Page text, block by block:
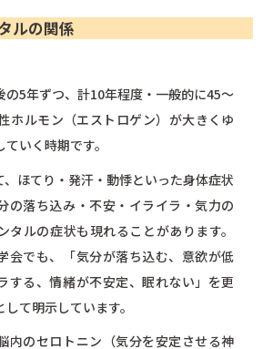
ルの関係
の5年ずつ、計10年程度・一般的に45〜
ホルモン（エストロゲン）が大きくゆ
いく時期です。
、ほてり・発汗・動悸といった身体症状
の落ち込み・不安・イライラ・気力の
タルの症状も現れることがあります。
会でも、「気分が落ち込む、意欲が低
する、情緒が不安定、眠れない」を更
て明示しています。
内のセロトニン（気分を安定させる神